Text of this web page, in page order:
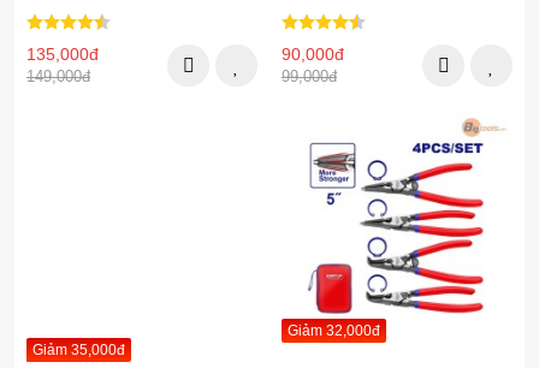
135,000đ
149,000đ
90,000đ
99,000đ
Giảm 35,000đ
Giảm 32,000đ